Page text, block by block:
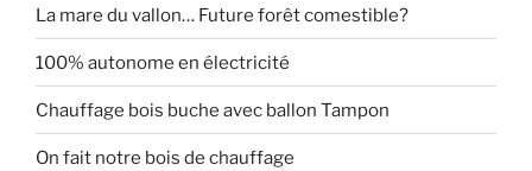
La mare du vallon… Future forêt comestible?
100% autonome en électricité
Chauffage bois buche avec ballon Tampon
On fait notre bois de chauffage